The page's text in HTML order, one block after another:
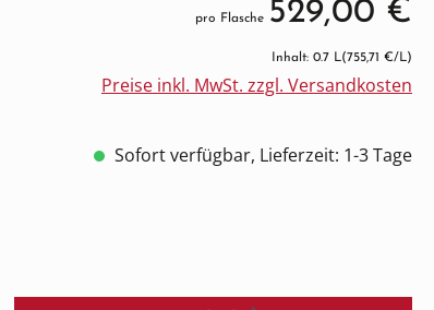
pro Flasche 529,00 €
Inhalt: 0.7 L(755,71 €/L)
Preise inkl. MwSt. zzgl. Versandkosten
Sofort verfügbar, Lieferzeit: 1-3 Tage